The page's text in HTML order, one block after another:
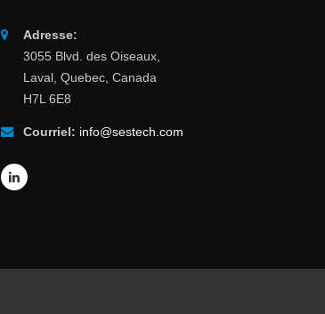
Adresse:
3055 Blvd. des Oiseaux,
Laval, Quebec, Canada
H7L 6E8
Courriel: info@sestech.com